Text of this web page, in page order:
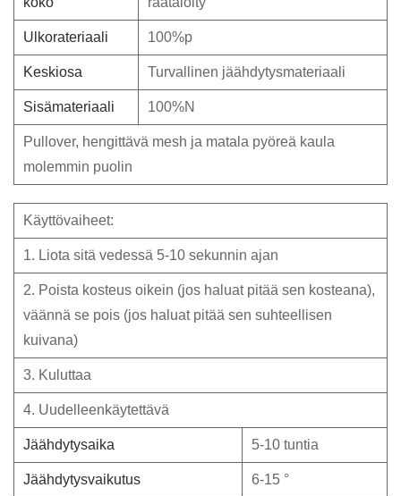
Ulkorateriaali 100%p
Keskiosa Turvallinen jäähdytysmateriaali
Sisämateriaali 100%N
Pullover, hengittävä mesh ja matala pyöreä kaula
molemmin puolin
Käyttövaiheet:
1. Liota sitä vedessä 5-10 sekunnin ajan
2. Poista kosteus oikein (jos haluat pitää sen kosteana),
väännä se pois (jos haluat pitää sen suhteellisen
kuivana)
3. Kuluttaa
4. Uudelleenkäytettävä
Jäähdytysaika 5-10 tuntia
Jäähdytysvaikutus 6-15 °